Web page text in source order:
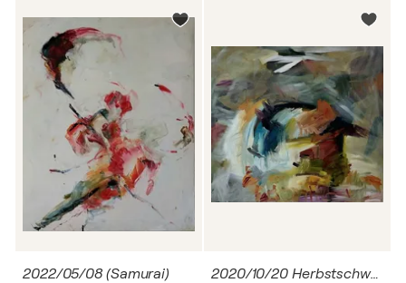
2022/05/08 (Samurai) 2020/10/20 Herbstschwein